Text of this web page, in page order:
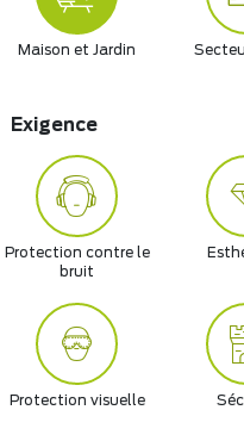
Maison et Jardin
Exigence
Protection contre le
bruit
Protection visuelle